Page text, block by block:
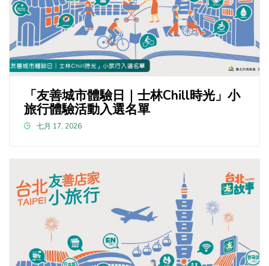
「友善城市體驗日｜士林Chill時光」小
旅行體驗活動入選名單
七月 17, 2026